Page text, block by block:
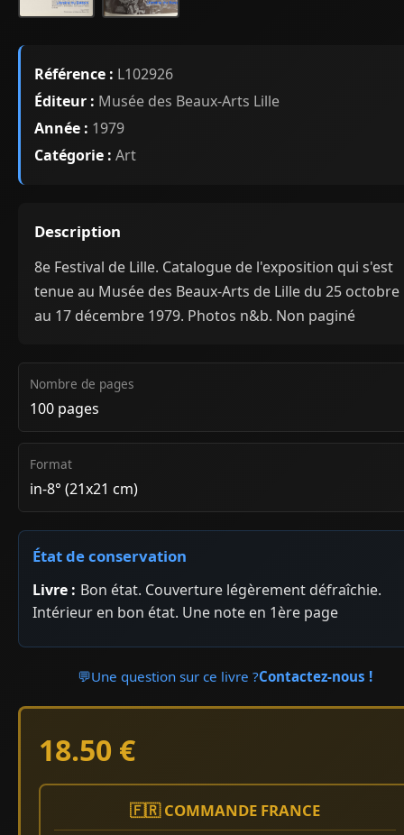
Référence : L102926
Éditeur : Musée des Beaux-Arts Lille
Année : 1979
Catégorie : Art
Description
8e Festival de Lille. Catalogue de l'exposition qui s'est
tenue au Musée des Beaux-Arts de Lille du 25 octobre
au 17 décembre 1979. Photos n&b. Non paginé
Nombre de pages
100 pages
Format
in-8° (21x21 cm)
État de conservation
Livre : Bon état. Couverture légèrement défraîchie.
Intérieur en bon état. Une note en 1ère page
💬Une question sur ce livre ?Contactez-nous !
18.50 €
🇫🇷 COMMANDE FRANCE